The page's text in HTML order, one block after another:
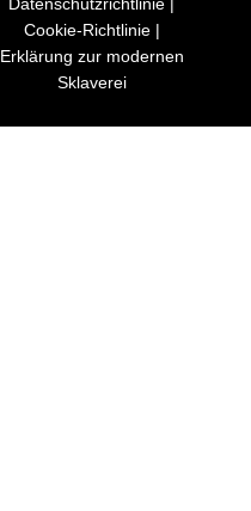
Cookie-Richtlinie |
Erklärung zur modernen
Sklaverei